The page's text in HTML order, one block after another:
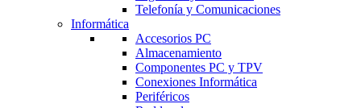
Telefonía y Comunicaciones
Informática
Accesorios PC
Almacenamiento
Componentes PC y TPV
Conexiones Informática
Periféricos